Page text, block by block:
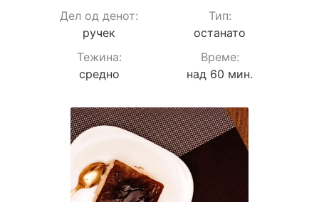
Дел од денот:
ручек
Тип:
останато
Teжина:
средно
Време:
над 60 мин.